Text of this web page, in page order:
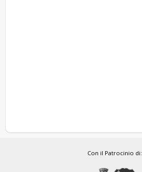
Con il Patrocinio di: